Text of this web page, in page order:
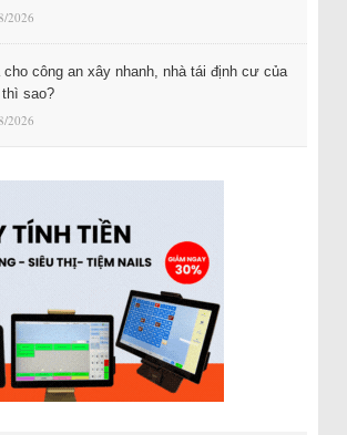
2026
cho công an xây nhanh, nhà tái định cư của
thì sao?
2026